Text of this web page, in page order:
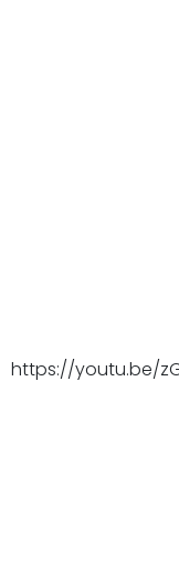
https://youtu.be/